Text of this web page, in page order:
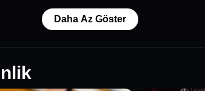
Daha Az Göster